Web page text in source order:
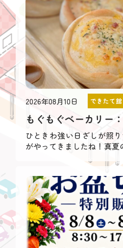
2026年08月10日 できたて館
もぐもぐベーカリー
ひときわ強い日ざしが照
がやってきましたね！真